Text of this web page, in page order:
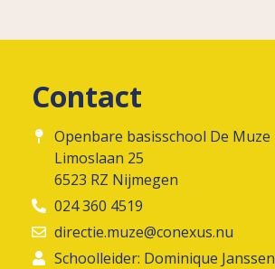
Contact
Openbare basisschool De Muze
Limoslaan 25
6523 RZ Nijmegen
024 360 4519
directie.muze@conexus.nu
Schoolleider: Dominique Janssen